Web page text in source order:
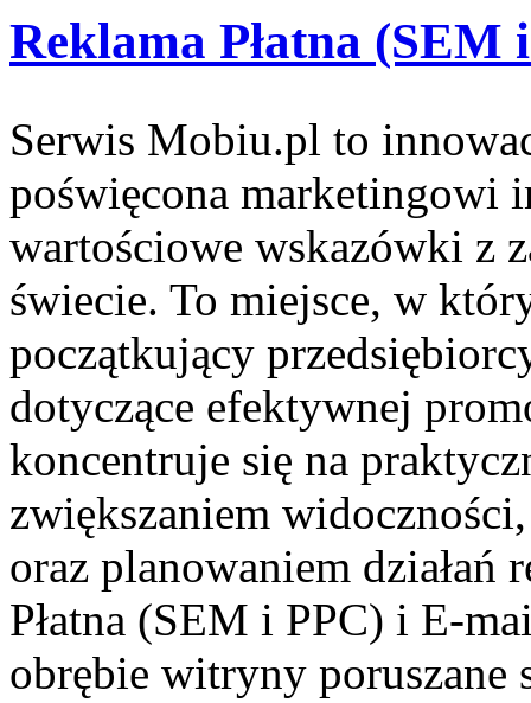
Reklama Płatna (SEM
Serwis Mobiu.pl to
poświęcona marketingowi
wartościowe wskazówki z
świecie. To miejsce, w
początkujący
dotyczące efektywnej
koncentruje się na
zwiększaniem
oraz planowaniem działań
Płatna (SEM i PPC) i E-
obrębie witryny